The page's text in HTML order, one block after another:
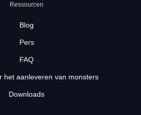
Ressourcen
Blog
Pers
FAQ
het aanleveren van monsters
Downloads